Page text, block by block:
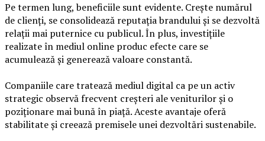
Pe termen lung, beneficiile sunt evidente. Crește numărul
de clienți, se consolidează reputația brandului și se dezvoltă
relații mai puternice cu publicul. În plus, investițiile
realizate în mediul online produc efecte care se
acumulează și generează valoare constantă.
Companiile care tratează mediul digital ca pe un activ
strategic observă frecvent creșteri ale veniturilor și o
poziționare mai bună în piață. Aceste avantaje oferă
stabilitate și creează premisele unei dezvoltări sustenabile.